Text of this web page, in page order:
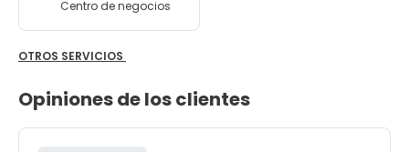
Centro de negocios
OTROS SERVICIOS
Opiniones de los clientes